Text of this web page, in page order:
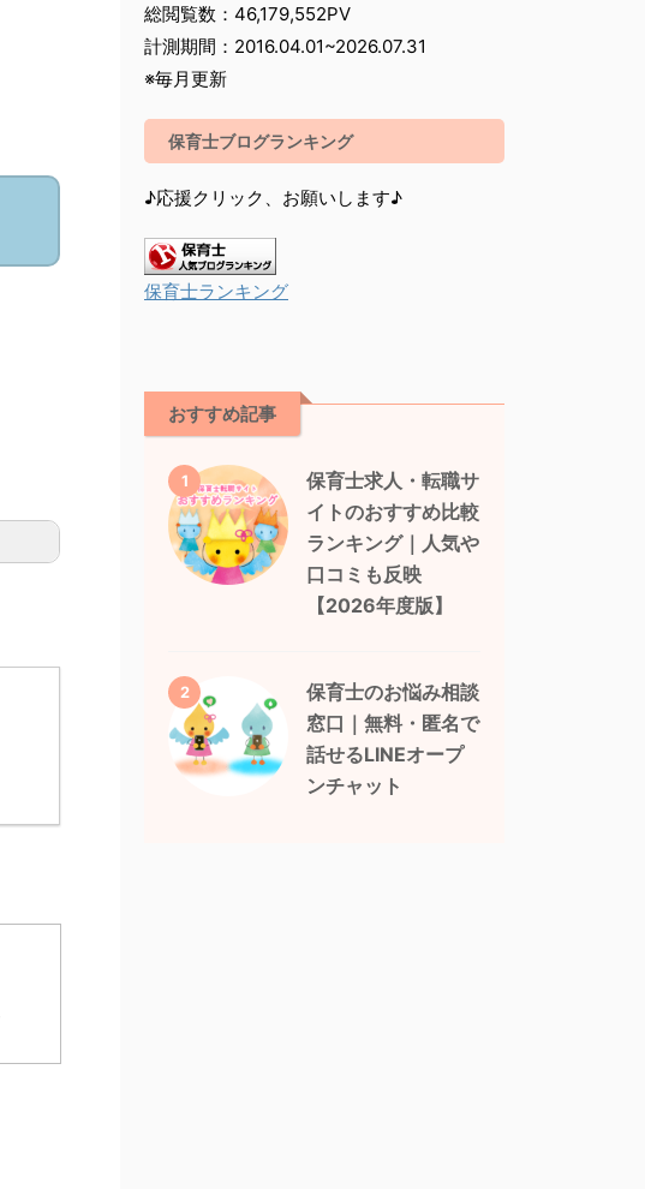
総閲覧数：46,179,552PV
計測期間：2016.04.01~2026.07.31
※毎月更新
保育士ブログランキング
♪応援クリック、お願いします♪
保育士ランキング
おすすめ記事
1
保育士求人・転職サ
イトのおすすめ比較
ランキング｜人気や
口コミも反映
【2026年度版】
2
保育士のお悩み相談
窓口｜無料・匿名で
話せるLINEオープ
ンチャット